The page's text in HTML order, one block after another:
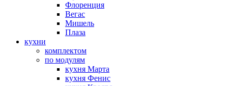
Флоренция
Вегас
Мишель
Плаза
кухни
комплектом
по модулям
кухня Марта
кухня Фенис